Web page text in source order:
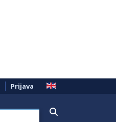
Prijava